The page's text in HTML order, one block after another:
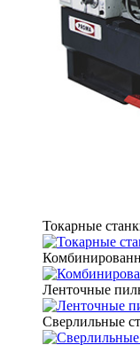
Токарные
Ленточные
Сверлильные